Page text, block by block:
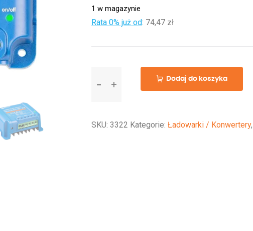
1 w magazynie
Rata 0% już od: 74,47 zł
Orion-
2,5A
Dodaj do koszyka
SKU: 3322 Kategorie: Ładowarki / Konwertery,